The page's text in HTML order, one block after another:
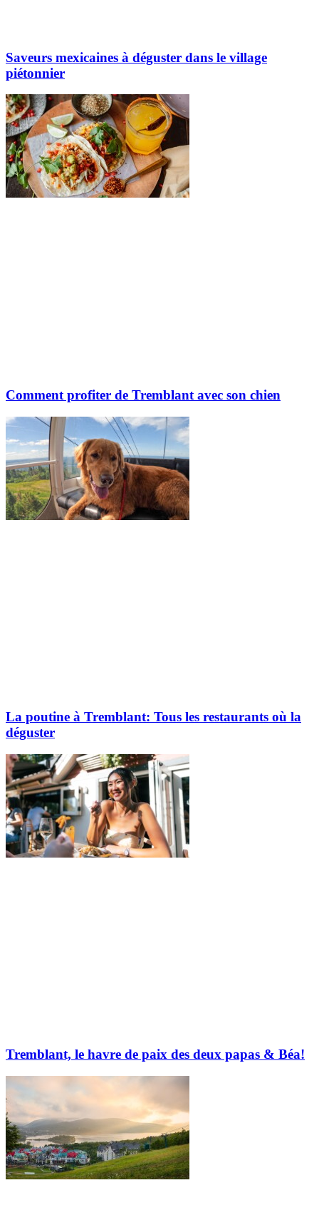
Saveurs mexicaines à déguster dans le village
piétonnier
Comment profiter de Tremblant avec son chien
La poutine à Tremblant: Tous les restaurants où la
déguster
Tremblant, le havre de paix des deux papas & Béa!